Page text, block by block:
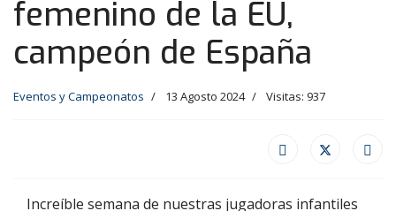
femenino de la EU,
campeón de España
Eventos y Campeonatos 13 Agosto 2024 Visitas: 937
Increíble semana de nuestras jugadoras infantiles